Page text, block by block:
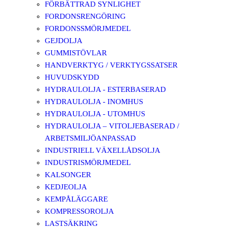
FÖRBÄTTRAD SYNLIGHET
FORDONSRENGÖRING
FORDONSSMÖRJMEDEL
GEJDOLJA
GUMMISTÖVLAR
HANDVERKTYG / VERKTYGSSATSER
HUVUDSKYDD
HYDRAULOLJA - ESTERBASERAD
HYDRAULOLJA - INOMHUS
HYDRAULOLJA - UTOMHUS
HYDRAULOLJA – VITOLJEBASERAD /
ARBETSMILJÖANPASSAD
INDUSTRIELL VÄXELLÅDSOLJA
INDUSTRISMÖRJMEDEL
KALSONGER
KEDJEOLJA
KEMPÅLÄGGARE
KOMPRESSOROLJA
LASTSÄKRING